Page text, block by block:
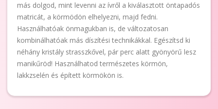
más dolgod, mint levenni az ívről a kiválasztott öntapadós
matricát, a körmödön elhelyezni, majd fedni.
Használhatóak önmagukban is, de változatosan
kombinálhatóak más díszítési technikákkal. Egészítsd ki
néhány kristály strasszkővel, pár perc alatt gyönyörű lesz
manikűröd! Használhatod természetes körmön,
lakkzselén és épített körmökön is.